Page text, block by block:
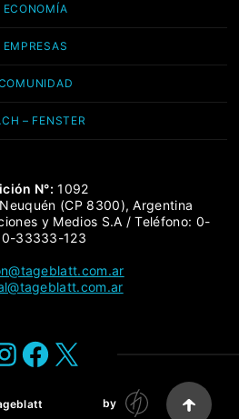
ECONOMÍA
EMPRESAS
– FENSTER
N°: 1092
(CP 8300), Argentina
y Medios S.A / Teléfono: 0-
33333-123
Facebook
X
by